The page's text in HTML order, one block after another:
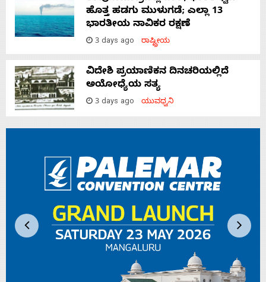
ಹೊತ್ತ ಹಡಗು ಮುಳುಗಡೆ; ಎಲ್ಲಾ 13
ಭಾರತೀಯ ನಾವಿಕರ ರಕ್ಷಣೆ
3 days ago ರಾಷ್ಟ್ರೀಯ
ವಿದೇಶಿ ಪ್ರಯಾಣಿಕನ ದಿನಚರಿಯಲ್ಲಿದೆ
ಅಯೋಧ್ಯೆಯ ಸತ್ಯ
3 days ago ಯುವಧ್ವನಿ